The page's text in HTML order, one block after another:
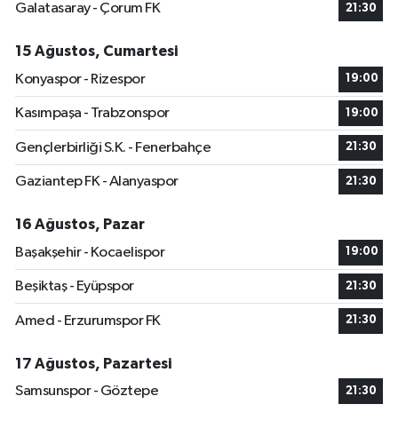
Galatasaray - Çorum FK
21:30
15 Ağustos, Cumartesi
Konyaspor - Rizespor
19:00
Kasımpaşa - Trabzonspor 19:00
Gençlerbirliği S.K. - Fenerbahçe 21:30
Gaziantep FK - Alanyaspor 21:30
16 Ağustos, Pazar
Başakşehir - Kocaelispor
19:00
Beşiktaş - Eyüpspor 21:30
Amed - Erzurumspor FK 21:30
17 Ağustos, Pazartesi
Samsunspor - Göztepe
21:30